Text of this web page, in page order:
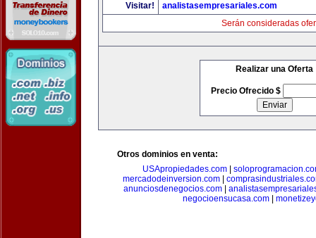
Visitar!
analistasempresariales.com
Serán consideradas
Realizar una Oferta
Precio Ofrecido $
Otros dominios en venta:
USApropiedades.com
mercadodeinversion.com
anunciosdenegocios.com|
negocioensucasa.com|